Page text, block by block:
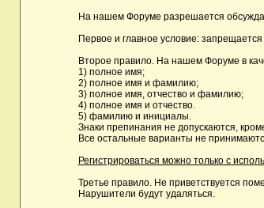
На нашем Форуме разрешается
Первое и главное условие:
Второе правило. На нашем Форуме в
1) полное имя;
2) полное имя и фамилию;
3) полное имя, отчество и фамилию;
4) полное имя и отчество.
5) фамилию и инициалы.
Знаки препинания не допускаются,
Все остальные варианты не
Регистрироваться можно только с
Третье правило. Не приветствуется
Нарушители будут удаляться.